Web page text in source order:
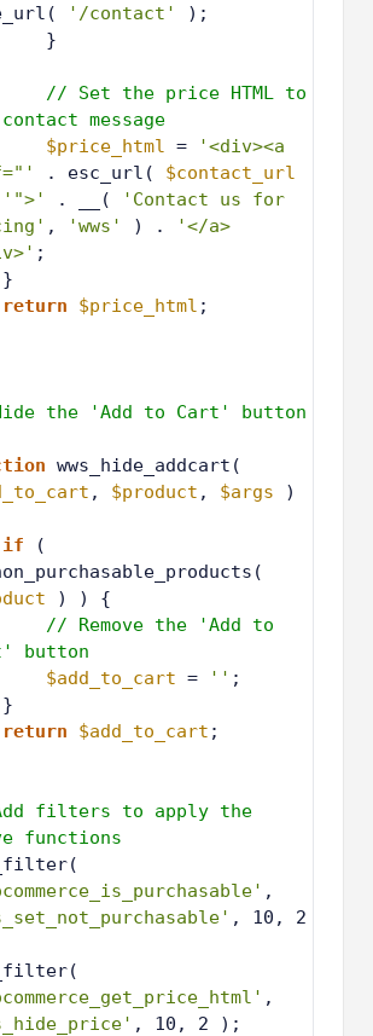
'/contact'
);
}
// Set the price HTML to
message
$price_html =
'<div><a
. esc_url( $contact_url
'">' . __(
'Contact us for
, 'wws' ) .
'</a>
;
}
return
$price_html ;
the 'Add to Cart' button
, $product , $args
)
if
(
) ) {
// Remove the 'Add to
button
$add_to_cart = '' ;
}
return
$add_to_cart ;
filters to apply the
functions
, 10, 2
, 10, 2 );